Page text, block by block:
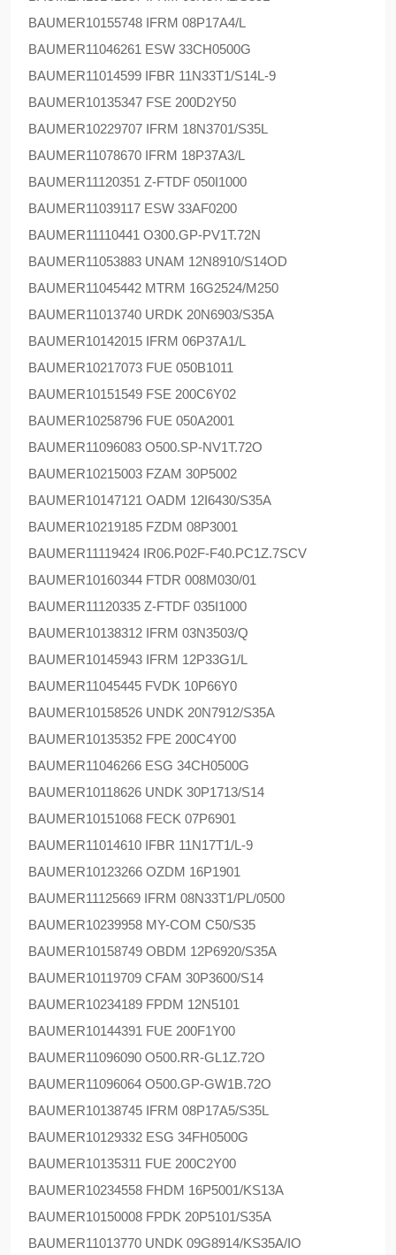
BAUMER10155748 IFRM 08P17A4/L
BAUMER11046261 ESW 33CH0500G
BAUMER11014599 IFBR 11N33T1/S14L-9
BAUMER10135347 FSE 200D2Y50
BAUMER10229707 IFRM 18N3701/S35L
BAUMER11078670 IFRM 18P37A3/L
BAUMER11120351 Z-FTDF 050I1000
BAUMER11039117 ESW 33AF0200
BAUMER11110441 O300.GP-PV1T.72N
BAUMER11053883 UNAM 12N8910/S14OD
BAUMER11045442 MTRM 16G2524/M250
BAUMER11013740 URDK 20N6903/S35A
BAUMER10142015 IFRM 06P37A1/L
BAUMER10217073 FUE 050B1011
BAUMER10151549 FSE 200C6Y02
BAUMER10258796 FUE 050A2001
BAUMER11096083 O500.SP-NV1T.72O
BAUMER10215003 FZAM 30P5002
BAUMER10147121 OADM 12I6430/S35A
BAUMER10219185 FZDM 08P3001
BAUMER11119424 IR06.P02F-F40.PC1Z.7SCV
BAUMER10160344 FTDR 008M030/01
BAUMER11120335 Z-FTDF 035I1000
BAUMER10138312 IFRM 03N3503/Q
BAUMER10145943 IFRM 12P33G1/L
BAUMER11045445 FVDK 10P66Y0
BAUMER10158526 UNDK 20N7912/S35A
BAUMER10135352 FPE 200C4Y00
BAUMER11046266 ESG 34CH0500G
BAUMER10118626 UNDK 30P1713/S14
BAUMER10151068 FECK 07P6901
BAUMER11014610 IFBR 11N17T1/L-9
BAUMER10123266 OZDM 16P1901
BAUMER11125669 IFRM 08N33T1/PL/0500
BAUMER10239958 MY-COM C50/S35
BAUMER10158749 OBDM 12P6920/S35A
BAUMER10119709 CFAM 30P3600/S14
BAUMER10234189 FPDM 12N5101
BAUMER10144391 FUE 200F1Y00
BAUMER11096090 O500.RR-GL1Z.72O
BAUMER11096064 O500.GP-GW1B.72O
BAUMER10138745 IFRM 08P17A5/S35L
BAUMER10129332 ESG 34FH0500G
BAUMER10135311 FUE 200C2Y00
BAUMER10234558 FHDM 16P5001/KS13A
BAUMER10150008 FPDK 20P5101/S35A
BAUMER11013770 UNDK 09G8914/KS35A/IO